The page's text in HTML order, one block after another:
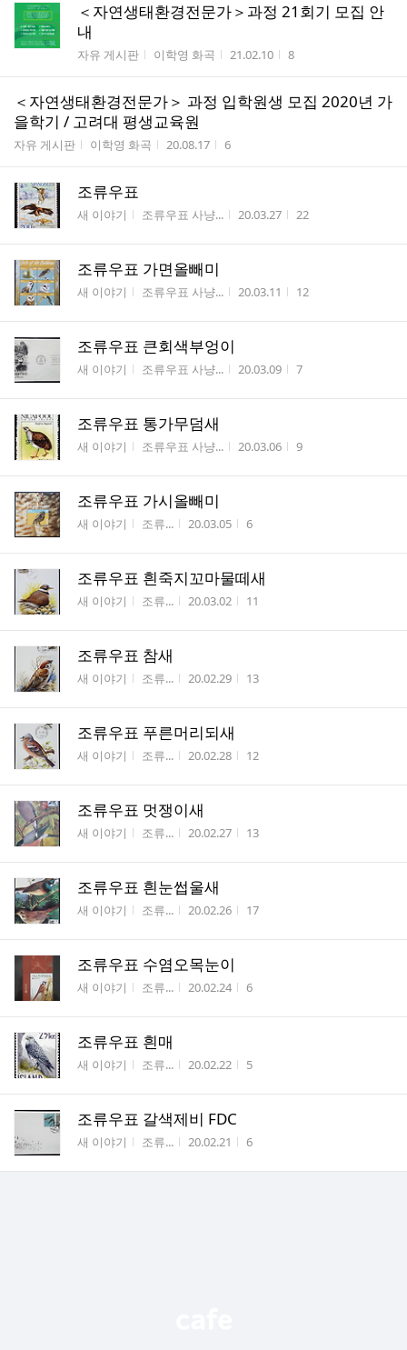
＜자연생태환경전문가＞과정 21회기 모집 안
내
게시판명
자유 게시판 작성자
이학영 화곡 작성시간
21.02.10 조회수
8
＜자연생태환경전문가＞ 과정 입학원생 모집 2020년 가
을학기 / 고려대 평생교육원
게시판명
자유 게시판 작성자
이학영 화곡 작성시간
20.08.17 조회수
6
조류우표
게시판명
새 이야기 작성자
조류우표 사냥... 작성시간
20.03.27 조회수
22
조류우표 가면올빼미
게시판명
새 이야기 작성자
조류우표 사냥... 작성시간
20.03.11 조회수
12
조류우표 큰회색부엉이
게시판명
새 이야기 작성자
조류우표 사냥... 작성시간
20.03.09 조회수
7
조류우표 통가무덤새
게시판명
새 이야기 작성자
조류우표 사냥... 작성시간
20.03.06 조회수
9
조류우표 가시올빼미
게시판명
새 이야기 작성자
조류... 작성시간
20.03.05 조회수
6
조류우표 흰죽지꼬마물떼새
게시판명
새 이야기 작성자
조류... 작성시간
20.03.02 조회수
11
조류우표 참새
게시판명
새 이야기 작성자
조류... 작성시간
20.02.29 조회수
13
조류우표 푸른머리되새
게시판명
새 이야기 작성자
조류... 작성시간
20.02.28 조회수
12
조류우표 멋쟁이새
게시판명
새 이야기 작성자
조류... 작성시간
20.02.27 조회수
13
조류우표 흰눈썹울새
게시판명
새 이야기 작성자
조류... 작성시간
20.02.26 조회수
17
조류우표 수염오목눈이
게시판명
새 이야기 작성자
조류... 작성시간
20.02.24 조회수
6
조류우표 흰매
게시판명
새 이야기 작성자
조류... 작성시간
20.02.22 조회수
5
조류우표 갈색제비 FDC
게시판명
새 이야기 작성자
조류... 작성시간
20.02.21 조회수
6